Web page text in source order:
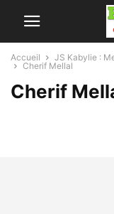
Accueil
JS Kabylie :
Cherif Mellal
Cherif